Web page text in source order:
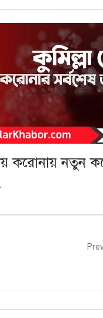
করোনায় নতুন